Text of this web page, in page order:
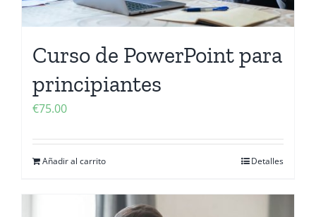
Curso de PowerPoint para
principiantes
€75.00
Añadir al carrito Detalles